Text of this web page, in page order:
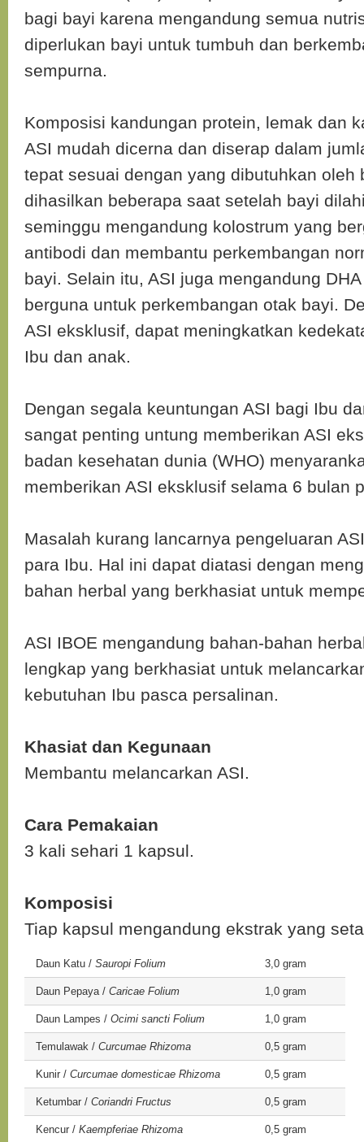
bagi bayi karena mengandung semua
diperlukan bayi untuk tumbuh dan
sempurna.
Komposisi kandungan protein, lemak dan
ASI mudah dicerna dan diserap dalam
tepat sesuai dengan yang dibutuhkan oleh
dihasilkan beberapa saat setelah bayi
seminggu mengandung kolostrum yang
antibodi dan membantu perkembangan
bayi. Selain itu, ASI juga mengandung
berguna untuk perkembangan otak bayi.
ASI eksklusif, dapat meningkatkan
Ibu dan anak.
Dengan segala keuntungan ASI bagi Ibu
sangat penting untung memberikan ASI
badan kesehatan dunia (WHO)
memberikan ASI eksklusif selama 6 bulan
Masalah kurang lancarnya pengeluaran
para Ibu. Hal ini dapat diatasi dengan
bahan herbal yang berkhasiat untuk
ASI IBOE mengandung bahan-bahan
lengkap yang berkhasiat untuk
kebutuhan Ibu pasca persalinan.
Khasiat dan Kegunaan
Membantu melancarkan ASI.
Cara Pemakaian
3 kali sehari 1 kapsul.
Komposisi
Tiap kapsul mengandung ekstrak yang
Daun Katu / Sauropi Folium 3,0 gram
Daun Pepaya / Caricae Folium 1,0 gram
Daun Lampes / Ocimi sancti Folium 1,0 gram
Temulawak / Curcumae Rhizoma 0,5 gram
Kunir / Curcumae domesticae Rhizoma 0,5 gram
Ketumbar / Coriandri Fructus 0,5 gram
Kencur / Kaempferiae Rhizoma 0,5 gram